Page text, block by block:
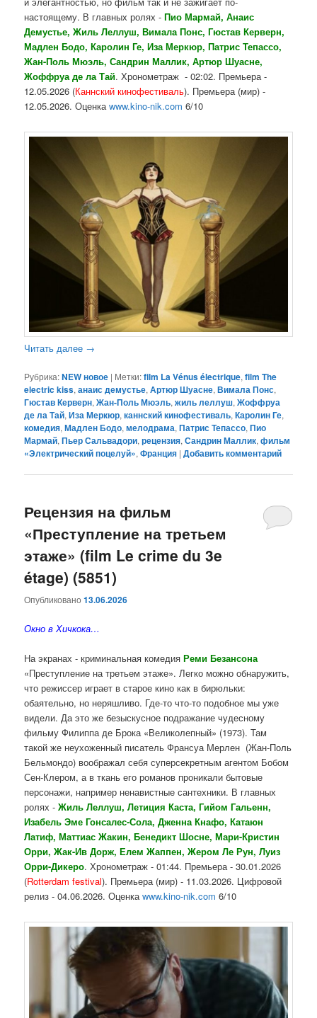
настоящему. В главных ролях -Пио Мармай, Анаис
Демустье, Жиль Леллуш, Вимала Понс, Гюстав Керверн,
Мадлен Бодо, Каролин Ге, Иза Меркюр, Патрис Тепассо,
Жан-Поль Мюэль, Сандрин Маллик, Артюр Шуасне,
Жоффруа де ла Тай. Хронометраж - 02:02. Премьера -
12.05.2026 (Каннский кинофестиваль). Премьера (мир) -
12.05.2026. Оценкаwww.kino-nik.com 6/10
Читать далее →
Рубрика:NEW новое | Метки:film La Vénus électrique,film The
electric kiss,анаис демустье,Артюр Шуасне,Вимала Понс,
Гюстав Керверн,Жан-Поль Мюэль,жиль леллуш,Жоффруа
де ла Тай,Иза Меркюр,каннский кинофестиваль,Каролин Ге,
комедия,Мадлен Бодо,мелодрама,Патрис Тепассо,Пио
Мармай,Пьер Сальвадори,рецензия,Сандрин Маллик,фильм
«Электрический поцелуй»,Франция |Добавить комментарий
Рецензия на фильм
«Преступление на третьем
этаже» (film Le crime du 3e
étage) (5851)
Опубликовано13.06.2026
Окно в Хичкока…
На экранах - криминальная комедияРеми Безансона
«Преступление на третьем этаже». Легко можно обнаружить,
что режиссер играет в старое кино как в бирюльки:
обаятельно, но неряшливо. Где-то что-то подобное мы уже
видели. Да это же безыскусное подражание чудесному
фильму Филиппа де Брока «Великолепный» (1973). Там
такой же неухоженный писатель Франсуа Мерлен (Жан-Поль
Бельмондо) воображал себя суперсекретным агентом Бобом
Сен-Клером, а в ткань его романов проникали бытовые
персонажи, например ненавистные сантехники. В главных
ролях -Жиль Леллуш, Летиция Каста, Гийом Гальенн,
Изабель Эме Гонсалес-Сола, Дженна Кнафо, Катаюн
Латиф, Маттиас Жакин, Бенедикт Шосне, Мари-Кристин
Орри, Жак-Ив Дорж, Елем Жаппен, Жером Ле Рун, Луиз
Орри-Дикеро. Хронометраж - 01:44. Премьера - 30.01.2026
(Rotterdam festival). Премьера (мир) - 11.03.2026. Цифровой
релиз - 04.06.2026. Оценкаwww.kino-nik.com 6/10